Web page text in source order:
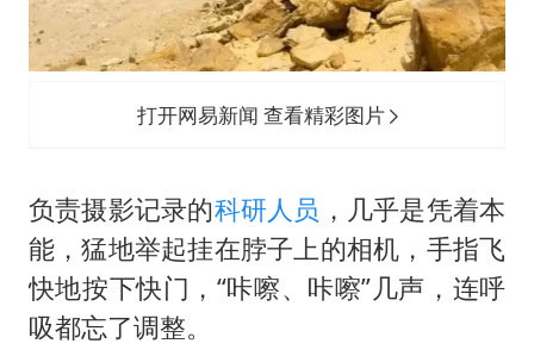
打开网易新闻 查看精彩图片
负责摄影记录的科研人员 ，几乎是凭着本
能，猛地举起挂在脖子上的相机，手指飞
快地按下快门，“咔嚓、咔嚓”几声，连呼
吸都忘了调整。